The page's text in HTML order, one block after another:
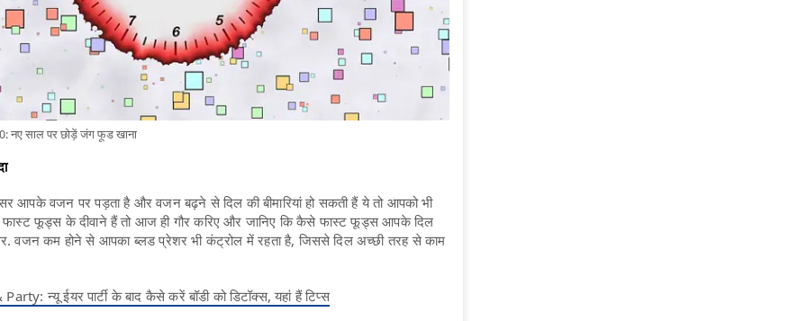
नए साल पर छोड़ें जंग फूड खाना
आपके वजन पर पड़ता है और वजन बढ़ने से दिल की बीमारियां हो सकती हैं ये तो आपको भी
फास्ट फूड्स के दीवाने हैं तो आज ही गौर करिए और जानिए कि कैसे फास्ट फूड्स आपके दिल
वजन कम होने से आपका ब्लड प्रेशर भी कंट्रोल में रहता है, जिससे दिल अच्छी तरह से काम
न्‍यू ईयर पार्टी के बाद कैसे करें बॉडी को डिटॉक्‍स, यहां हैं टिप्‍स